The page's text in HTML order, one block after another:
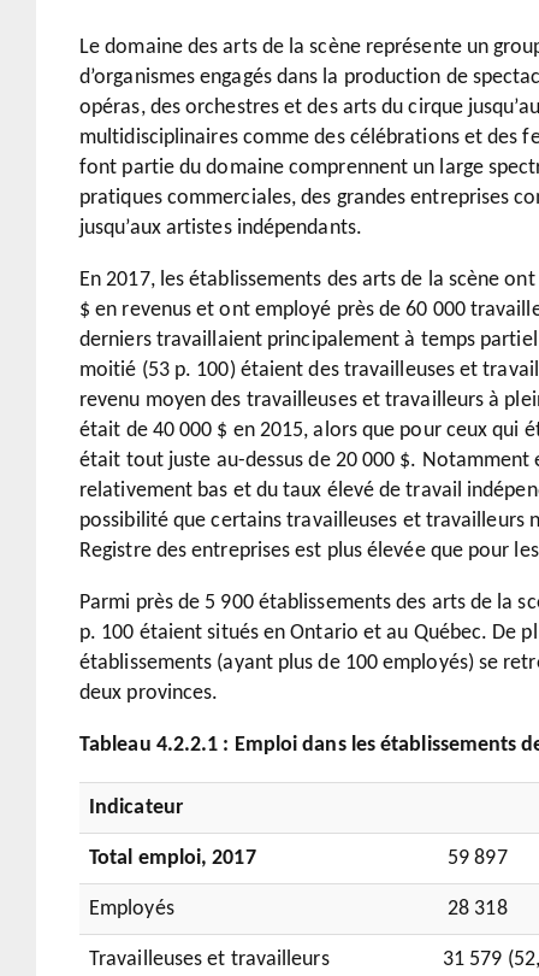
Le domaine des arts de la scène représente un
d’organismes engagés dans la production de
opéras, des orchestres et des arts du cirque
multidisciplinaires comme des célébrations et des
font partie du domaine comprennent un large
pratiques commerciales, des grandes entreprises
jusqu’aux artistes indépendants.
En 2017, les établissements des arts de la scène
$ en revenus et ont employé près de 60 000
derniers travaillaient principalement à temps
moitié (53 p. 100) étaient des travailleuses et
revenu moyen des travailleuses et travailleurs à
était de 40 000 $ en 2015, alors que pour ceux qui
était tout juste au-dessus de 20 000 $. Notamment
relativement bas et du taux élevé de travail
possibilité que certains travailleuses et travailleurs
Registre des entreprises est plus élevée que pour
Parmi près de 5 900 établissements des arts de la
p. 100 étaient situés en Ontario et au Québec. De
établissements (ayant plus de 100 employés) se
deux provinces.
Tableau 4.2.2.1 : Emploi dans les établissements
Indicateur
Total emploi, 2017 59 897
Employés 28 318
Travailleuses et travailleurs
31 579